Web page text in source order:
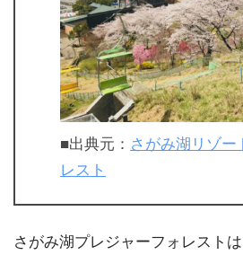
■出典元： さがみ湖リゾー
レスト
さがみ湖プレジャーフォレスト